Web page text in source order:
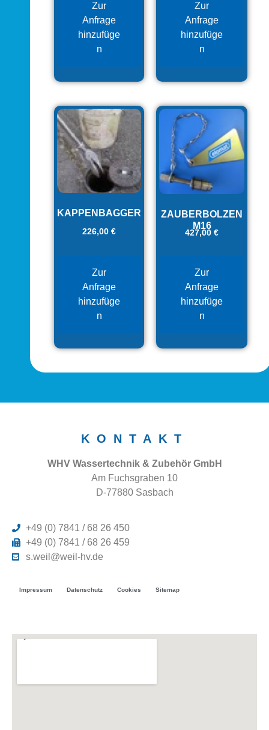
Zur
Anfrage
hinzufüge
n
Zur
Anfrage
hinzufüge
n
KAPPENBAGGER
226,00 €
Zur
Anfrage
hinzufüge
n
ZAUBERBOLZEN
M16
427,00 €
Zur
Anfrage
hinzufüge
n
KONTAKT
WHV Wassertechnik & Zubehör GmbH
Am Fuchsgraben 10
D-77880 Sasbach
+49 (0) 7841 / 68 26 450
+49 (0) 7841 / 68 26 459
s.weil@weil-hv.de
Impressum Datenschutz Cookies Sitemap